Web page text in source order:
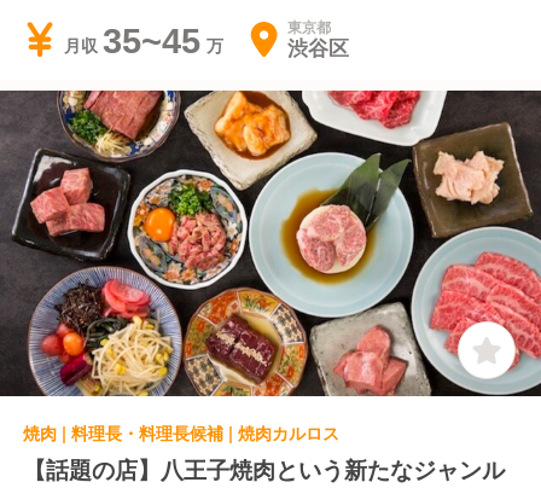
月収 35~45 東京都
渋谷区
焼肉 | 料理長・料理長候補 | 焼肉カルロス
【話題の店】八王子焼肉という新たなジャンル